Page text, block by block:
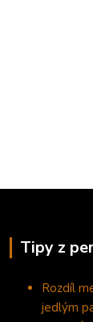
Tipy z
Rozdíl
jedlým